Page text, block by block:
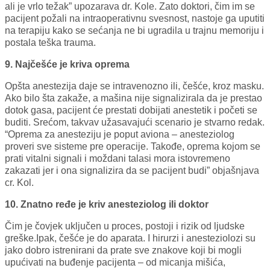
ali je vrlo težak” upozarava dr. Kole. Zato doktori, čim im se
pacijent požali na intraoperativnu svesnost, nastoje ga uputiti
na terapiju kako se sećanja ne bi ugradila u trajnu memoriju i
postala teška trauma.
9. Najčešće je kriva oprema
Opšta anestezija daje se intravenozno ili, češće, kroz masku.
Ako bilo šta zakaže, a mašina nije signalizirala da je prestao
dotok gasa, pacijent će prestati dobijati anestetik i početi se
buditi. Srećom, takvav užasavajući scenario je stvarno redak.
“Oprema za anesteziju je poput aviona – anesteziolog
proveri sve sisteme pre operacije. Takođe, oprema kojom se
prati vitalni signali i moždani talasi mora istovremeno
zakazati jer i ona signalizira da se pacijent budi” objašnjava
cr. Kol.
10. Znatno ređe je kriv anesteziolog ili doktor
Čim je čovjek uključen u proces, postoji i rizik od ljudske
greške.Ipak, češće je do aparata. I hirurzi i anesteziolozi su
jako dobro istrenirani da prate sve znakove koji bi mogli
upućivati na buđenje pacijenta – od micanja mišića,